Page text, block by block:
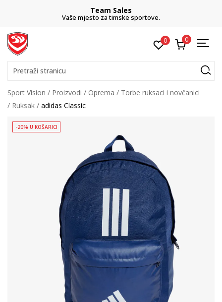
Team Sales
Vaše mjesto za timske sportove.
0 0
Pretraži stranicu
Sport Vision Proizvodi Oprema
Torbe ruksaci i novčanici
Ruksak
adidas Classic
-20% U KOŠARICI